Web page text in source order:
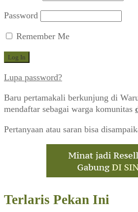
Password
Remember Me
Lupa password?
Baru pertamakali berkunjung di
mendaftar sebagai warga komunitas
Pertanyaan atau saran bisa
Terlaris Pekan Ini